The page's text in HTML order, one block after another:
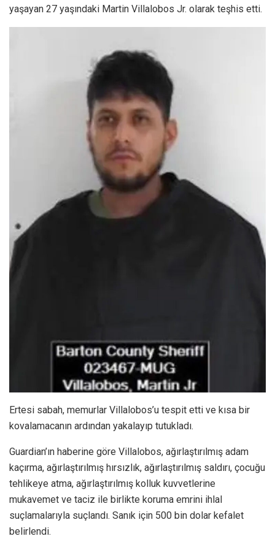
yaşayan 27 yaşındaki Martin Villalobos Jr. olarak teşhis etti.
Ertesi sabah, memurlar Villalobos’u tespit etti ve kısa bir
kovalamacanın ardından yakalayıp tutukladı.
Guardian’ın haberine göre Villalobos, ağırlaştırılmış adam
kaçırma, ağırlaştırılmış hırsızlık, ağırlaştırılmış saldırı, çocuğu
tehlikeye atma, ağırlaştırılmış kolluk kuvvetlerine
mukavemet ve taciz ile birlikte koruma emrini ihlal
suçlamalarıyla suçlandı. Sanık için 500 bin dolar kefalet
belirlendi.